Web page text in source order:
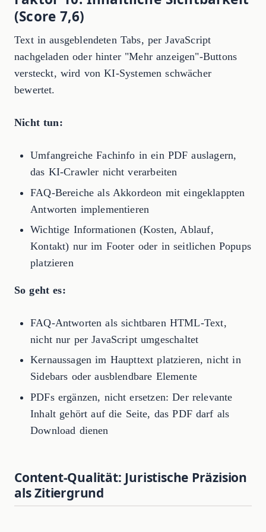
(Score 7,6)
Text in ausgeblendeten Tabs, per JavaScript
nachgeladen oder hinter "Mehr anzeigen"-Buttons
versteckt, wird von KI-Systemen schwächer
bewertet.
Nicht tun:
Umfangreiche Fachinfo in ein PDF auslagern,
das KI-Crawler nicht verarbeiten
FAQ-Bereiche als Akkordeon mit eingeklappten
Antworten implementieren
Wichtige Informationen (Kosten, Ablauf,
Kontakt) nur im Footer oder in seitlichen Popups
platzieren
So geht es:
FAQ-Antworten als sichtbaren HTML-Text,
nicht nur per JavaScript umgeschaltet
Kernaussagen im Haupttext platzieren, nicht in
Sidebars oder ausblendbare Elemente
PDFs ergänzen, nicht ersetzen: Der relevante
Inhalt gehört auf die Seite, das PDF darf als
Download dienen
Content-Qualität: Juristische Präzision
als Zitiergrund